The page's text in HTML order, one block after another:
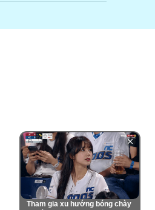
Tham gia xu hướng bóng chày